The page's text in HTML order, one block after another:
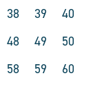
38 39
40
48 49
50
58 59
60